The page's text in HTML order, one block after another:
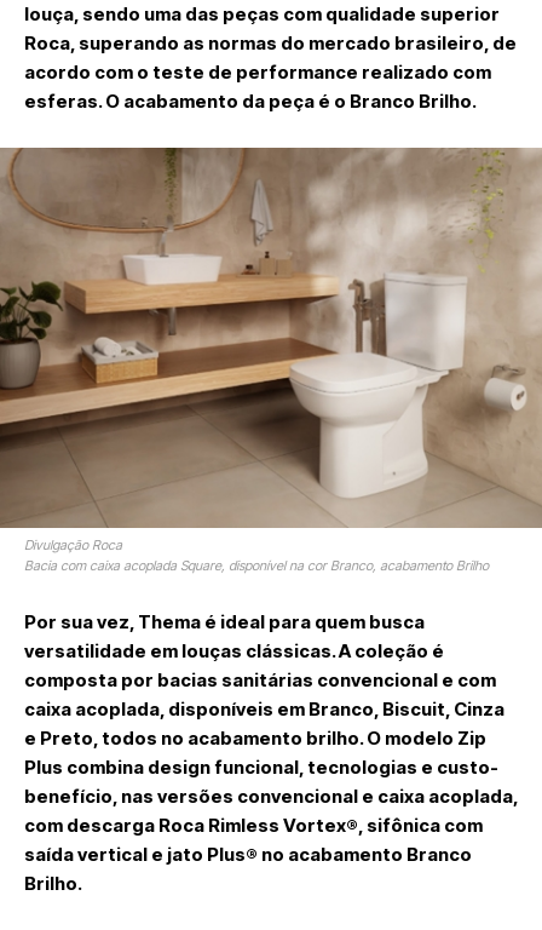
louça, sendo uma das peças com qualidade superior
Roca, superando as normas do mercado brasileiro, de
acordo com o teste de performance realizado com
esferas. O acabamento da peça é o Branco Brilho.
Divulgação Roca
Bacia com caixa acoplada Square, disponível na cor Branco, acabamento Brilho
Por sua vez, Thema é ideal para quem busca
versatilidade em louças clássicas. A coleção é
composta por bacias sanitárias convencional e com
caixa acoplada, disponíveis em Branco, Biscuit, Cinza
e Preto, todos no acabamento brilho. O modelo Zip
Plus combina design funcional, tecnologias e custo-
benefício, nas versões convencional e caixa acoplada,
com descarga Roca Rimless Vortex®, sifônica com
saída vertical e jato Plus® no acabamento Branco
Brilho.